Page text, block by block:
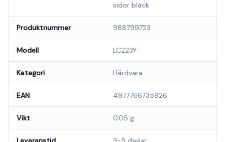
sidor bläck
Produktnummer 988799723
Modell LC223Y
Kategori Hårdvara
EAN 4977766735926
Vikt 0.05 g